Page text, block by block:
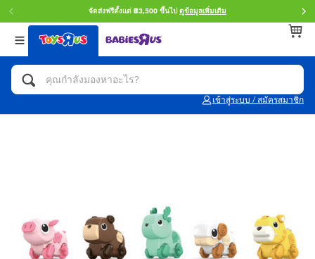
จัดส่งฟรีตั้งแต่ ฿3,500 ขึ้นไป ดูข้อมูลเพิ่มเติม
เข้าสู่ระบบ / สมัครสมาชิก
กลับ
หมวดหมู่
แอคชั่นฟิกเกอร์ และการสวมบทบาทเป็นฮีโร่
กิจกรรมและงานคราฟท์
กลับ
แบรนด์
Toy Story ทอย สตอรี่
Blokees บล็อคคีส์
กลับ
Age
0~2 ปี
12~14 ปี